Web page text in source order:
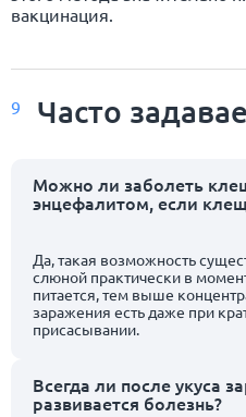
вакцинация.
9 Часто
Можно ли заболеть
энцефалитом, если
Да, такая возможность
слюной практически в
питается, тем выше
заражения есть даже при
присасывании.
Всегда ли после укуса
развивается болезнь?